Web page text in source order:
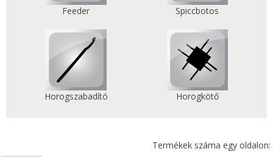
Feeder Spiccbotos
Horogszabadító Horogkötő
Termékek száma egy oldalon: